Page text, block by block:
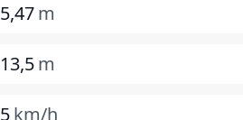
5,47m
13,5m
5km/h